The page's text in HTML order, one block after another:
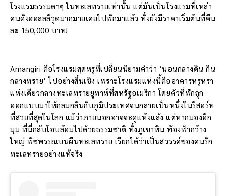
โรงแรมธรรมดาๆ ในทะเลทรายเท่านั้น แต่มันเป็นโรงแรมที่เหล่า
คนดังฮอลลลีวูดมากมายเคยไปพักมาแล้ว ทั้งยังมีราคาเริ่มต้นที่คืน
ละ 150,000 บาท!
Amangiri คือโรงแรมสุดหรูที่เปลี่ยนนิยามคำว่า ‘นอนกลางดิน กิน
กลางทราย’ ไปอย่างสิ้นเชิง เพราะโรงแรมแห่งนี้คืออาคารหรูหรา
แห่งเดียวกลางทะเลทรายยูทาห์ที่สหรัฐอเมริกา โดยตัวที่พักถูก
ออกแบบมาให้กลมกลืนกับภูมิประเทศจนกลายเป็นหนึ่งในรีสอร์ท
ที่สวยที่สุดในโลก แม้ว่าภายนอกอาจจะดูแห้งแล้ง แต่หากมองอีก
มุม ที่นี่กลับโอบล้อมไปด้วยธรรมชาติ ทั้งภูเขาหิน ท้องฟ้ากว้าง
ใหญ่ พืชพรรณบนผืนทะเลทราย เรียกได้ว่าเป็นสวรรค์ของคนรัก
ทะเลทรายอย่างแท้จริง